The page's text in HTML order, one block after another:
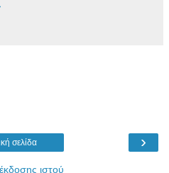
›
σελίδα
ιστού